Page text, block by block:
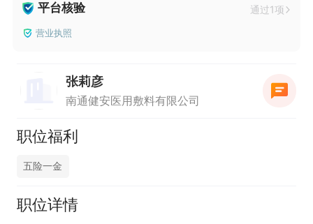
平台核验 通过1项
营业执照
张莉彦
南通健安医用敷料有限公司
职位福利
五险一金
职位详情